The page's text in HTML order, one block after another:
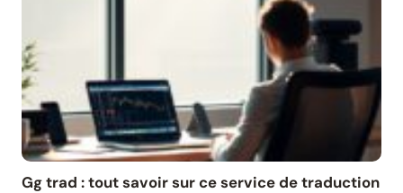
Gg trad : tout savoir sur ce service de traduction